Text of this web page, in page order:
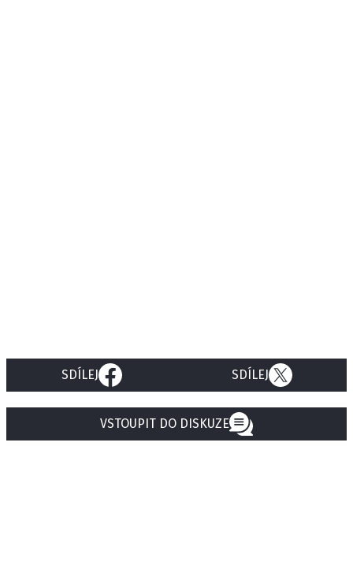
SDÍLEJ SDÍLEJ
VSTOUPIT DO DISKUZE